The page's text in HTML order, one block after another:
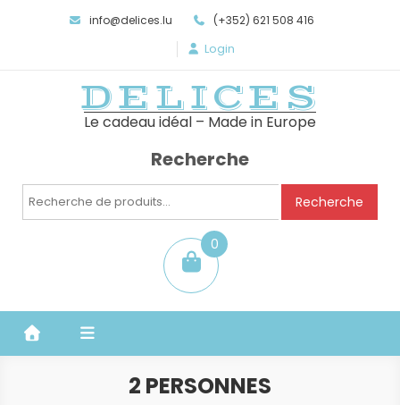
info@delices.lu (+352) 621 508 416
Login
DELICES
Le cadeau idéal – Made in Europe
Recherche
Recherche
Recherche
0
item
2 PERSONNES